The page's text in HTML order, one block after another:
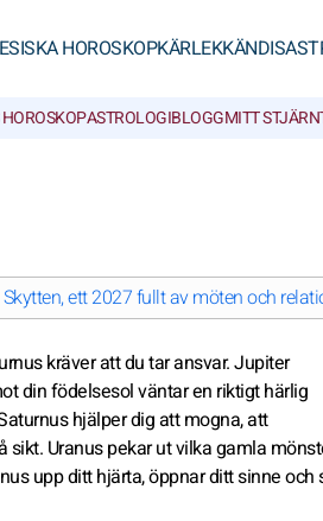
HOROSKOPKÄRLEK
ASTROLOGIBLOGGMITT
Skytten, ett 2027 fullt av möten och
kräver att du tar ansvar. Jupiter
din födelsesol väntar en riktigt härlig
hjälper dig att mogna, att
Uranus pekar ut vilka gamla
upp ditt hjärta, öppnar ditt sinne och